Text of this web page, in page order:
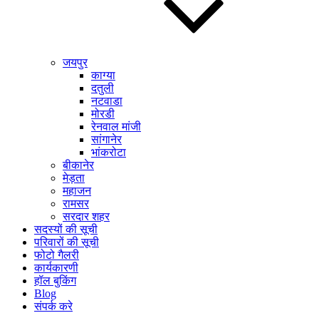
जयपुर
काग्या
दतुली
नटवाडा
मोरडी
रेनवाल मांजी
सांगानेर
भांकरोटा
बीकानेर
मेड़ता
महाजन
रामसर
सरदार शहर
सदस्यों की सूची
परिवारों की सूची
फोटो गैलरी
कार्यकारणी
हॉल बुकिंग
Blog
संपर्क करे